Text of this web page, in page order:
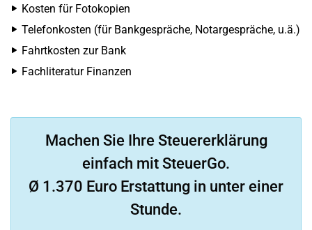
Kosten für Fotokopien
Telefonkosten (für Bankgespräche, Notargespräche, u.ä.)
Fahrtkosten zur Bank
Fachliteratur Finanzen
Machen Sie Ihre Steuererklärung
einfach mit SteuerGo.
Ø 1.370 Euro Erstattung in unter einer
Stunde.